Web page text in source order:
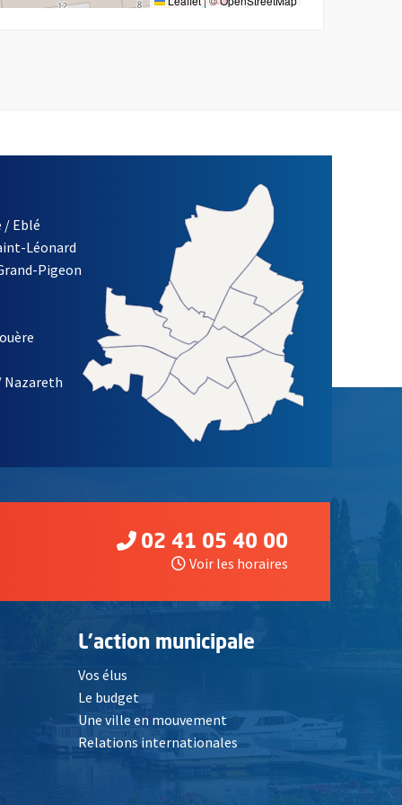
D'INFORMATION DES ASSOCIATIONS DE LA VILLE
/ Eblé
Léonard
Pigeon
Nazareth
02 41 05 40 00
Voir les horaires
L'action municipale
Vos élus
Le budget
Une ville en mouvement
Relations internationales